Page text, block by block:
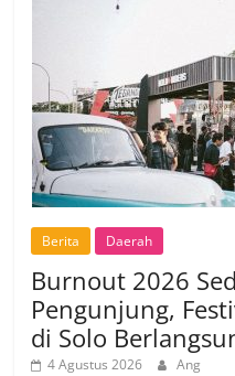
Berita Daerah
Burnout 2026
Pengunjung,
di Solo
4 Agustus 2026 Ang